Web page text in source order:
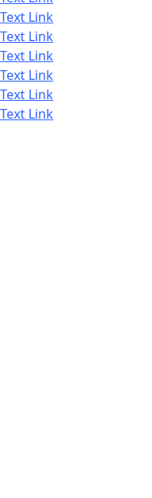
Text Link
Text Link
Text Link
Text Link
Text Link
Text Link